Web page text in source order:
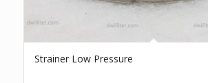
Strainer Low Pressure